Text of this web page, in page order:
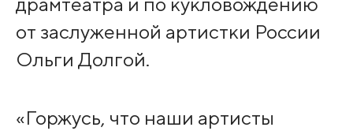
от заслуженной артистки России
Ольги Долгой.
«Горжусь, что наши артисты